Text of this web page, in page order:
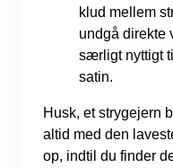
klud mellem
undgå direkte
særligt nyttigt
satin.
Husk, et strygejern
altid med den
op, indtil du finder